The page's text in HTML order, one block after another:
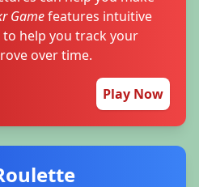
Gamefeatures intuitive
help you track your
over time.
Play Now